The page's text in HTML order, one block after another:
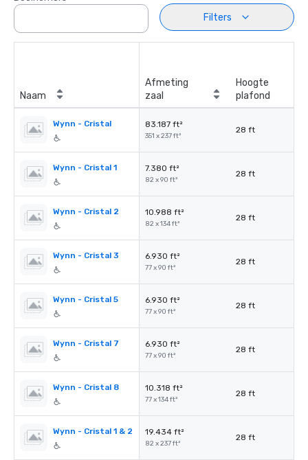
Filters
Naam
Afmeting
zaal
Hoogte
plafond
Wynn - Cristal 83.187 ft²
351 x 237 ft²
28 ft
Wynn - Cristal 1 7.380 ft²
82 x 90 ft²
28 ft
Wynn - Cristal 2 10.988 ft²
82 x 134 ft²
28 ft
Wynn - Cristal 3 6.930 ft²
77 x 90 ft²
28 ft
Wynn - Cristal 5 6.930 ft²
77 x 90 ft²
28 ft
Wynn - Cristal 7 6.930 ft²
77 x 90 ft²
28 ft
Wynn - Cristal 8 10.318 ft²
77 x 134 ft²
28 ft
Wynn - Cristal 1 & 2 19.434 ft²
82 x 237 ft²
28 ft